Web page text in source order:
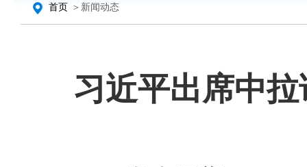
首页 ＞新闻动态
习近平出席中